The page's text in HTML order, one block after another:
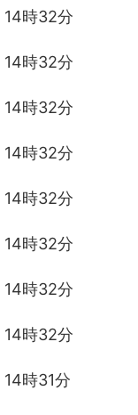
時32分
時32分
時32分
時32分
時32分
時32分
時32分
時32分
時31分